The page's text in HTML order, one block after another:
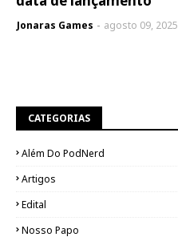
Jonaras Games agosto 09, 2025
CATEGORIAS
Além Do PodNerd
Artigos
Edital
Nosso Papo